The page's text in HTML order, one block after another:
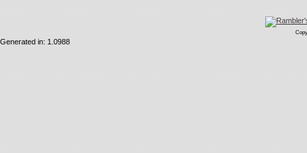
Generated in: 1.0988